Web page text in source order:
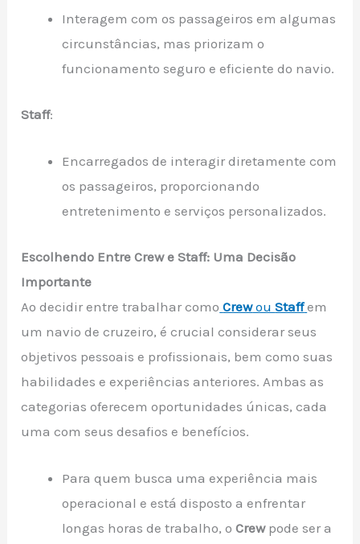
Interagem com os passageiros em algumas
circunstâncias, mas priorizam o
funcionamento seguro e eficiente do navio.
Staff:
Encarregados de interagir diretamente com
os passageiros, proporcionando
entretenimento e serviços personalizados.
Escolhendo Entre Crew e Staff: Uma Decisão
Importante
Ao decidir entre trabalhar como CrewouStaff em
um navio de cruzeiro, é crucial considerar seus
objetivos pessoais e profissionais, bem como suas
habilidades e experiências anteriores. Ambas as
categorias oferecem oportunidades únicas, cada
uma com seus desafios e benefícios.
Para quem busca uma experiência mais
operacional e está disposto a enfrentar
longas horas de trabalho, oCrewpode ser a